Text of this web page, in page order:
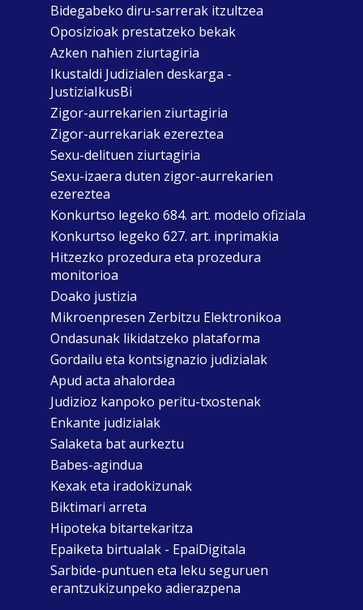
Bidegabeko diru-sarrerak itzultzea
Oposizioak prestatzeko bekak
Azken nahien ziurtagiria
Ikustaldi Judizialen deskarga -
JustiziaIkusBi
Zigor-aurrekarien ziurtagiria
Zigor-aurrekariak ezereztea
Sexu-delituen ziurtagiria
Sexu-izaera duten zigor-aurrekarien
ezereztea
Konkurtso legeko 684. art. modelo ofiziala
Konkurtso legeko 627. art. inprimakia
Hitzezko prozedura eta prozedura
monitorioa
Doako justizia
Mikroenpresen Zerbitzu Elektronikoa
Ondasunak likidatzeko plataforma
Gordailu eta kontsignazio judizialak
Apud acta ahalordea
Judizioz kanpoko peritu-txostenak
Enkante judizialak
Salaketa bat aurkeztu
Babes-agindua
Kexak eta iradokizunak
Biktimari arreta
Hipoteka bitartekaritza
Epaiketa birtualak - EpaiDigitala
Sarbide-puntuen eta leku seguruen
erantzukizunpeko adierazpena